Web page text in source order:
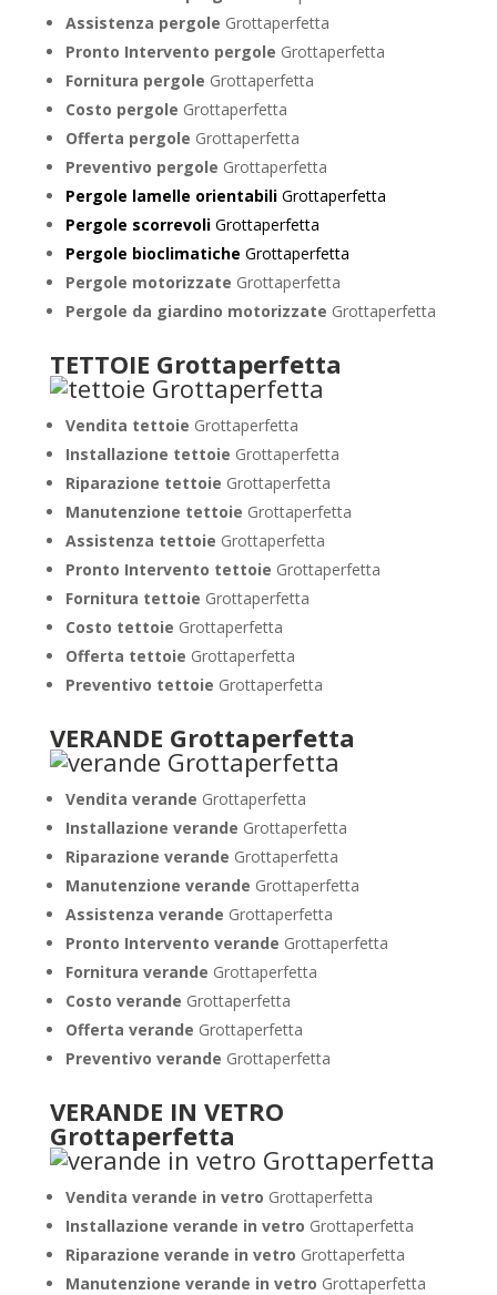
Assistenza pergole Grottaperfetta
Pronto Intervento pergole Grottaperfetta
Fornitura pergole Grottaperfetta
Costo pergole Grottaperfetta
Offerta pergole Grottaperfetta
Preventivo pergole Grottaperfetta
Pergole lamelle orientabiliGrottaperfetta
Pergole scorrevoliGrottaperfetta
Pergole bioclimatiche Grottaperfetta
Pergole motorizzate Grottaperfetta
Pergole da giardino motorizzate Grottaperfetta
TETTOIE Grottaperfetta
Vendita tettoie Grottaperfetta
Installazione tettoie Grottaperfetta
Riparazione tettoie Grottaperfetta
Manutenzione tettoie Grottaperfetta
Assistenza tettoie Grottaperfetta
Pronto Intervento tettoie Grottaperfetta
Fornitura tettoie Grottaperfetta
Costo tettoie Grottaperfetta
Offerta tettoie Grottaperfetta
Preventivo tettoie Grottaperfetta
VERANDE Grottaperfetta
Vendita verande Grottaperfetta
Installazione verande Grottaperfetta
Riparazione verande Grottaperfetta
Manutenzione verande Grottaperfetta
Assistenza verande Grottaperfetta
Pronto Intervento verande Grottaperfetta
Fornitura verande Grottaperfetta
Costo verande Grottaperfetta
Offerta verande Grottaperfetta
Preventivo verande Grottaperfetta
VERANDE IN VETRO
Grottaperfetta
Vendita verande in vetro Grottaperfetta
Installazione verande in vetro Grottaperfetta
Riparazione verande in vetro Grottaperfetta
Manutenzione verande in vetro Grottaperfetta